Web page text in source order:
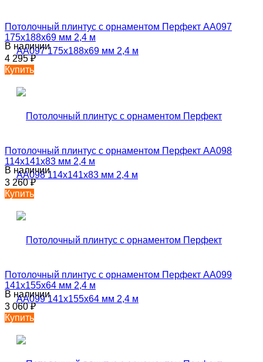
Потолочный плинтус с орнаментом Перфект AA097
175х188х69 мм 2,4 м
В наличии
4 295₽
Купить
Потолочный плинтус с орнаментом Перфект AA098
114х141х83 мм 2,4 м
В наличии
3 260₽
Купить
Потолочный плинтус с орнаментом Перфект AA099
141х155х64 мм 2,4 м
В наличии
3 060₽
Купить